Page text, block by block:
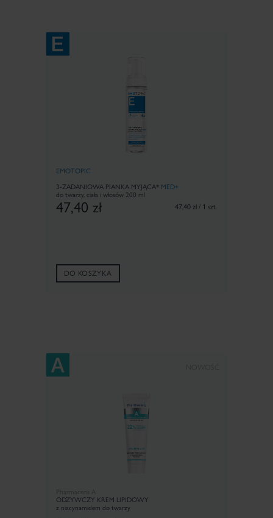
EMOTOPIC
3-ZADANIOWA PIANKA MYJĄCA* MED+
do twarzy, ciała i włosów 200 ml
47,40 zł 47,40 zł / 1 szt.
DO KOSZYKA
ODŻYWCZY KREM LIPIDOWY
z niacynamidem do twarzy